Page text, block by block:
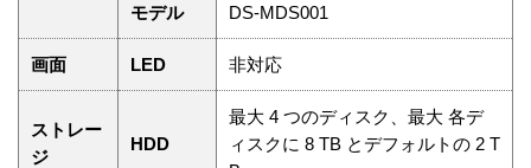
モデル DS-MDS001
画面 LED 非対応
ストレー
ジ
HDD
最大 4 つのディスク、最大 各デ
ィスクに 8 TB とデフォルトの 2 T